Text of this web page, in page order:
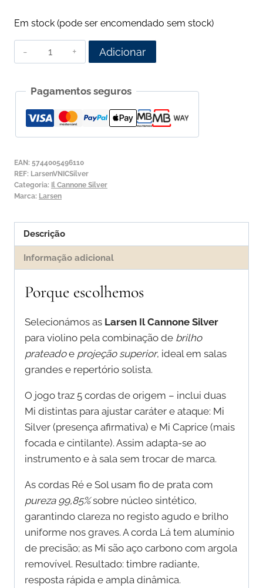
Em stock (pode ser encomendado sem stock)
Quantidade
de
de
Cordas
para
Larsen
Il
Cannone
Adicionar
Pagamentos seguros
EAN: 5744005496110
REF: LarsenVNICSilver
Categoria: Il Cannone Silver
Marca: Larsen
Descrição
Informação adicional
Porque escolhemos
Selecionámos as Larsen Il Cannone Silver
para violino pela combinação de brilho
prateadoe projeção superior, ideal em salas
grandes e repertório solista.
O jogo traz 5 cordas de origem – inclui duas
Mi distintas para ajustar caráter e ataque: Mi
Silver (presença afirmativa) e Mi Caprice (mais
focada e cintilante). Assim adapta-se ao
instrumento e à sala sem trocar de marca.
As cordas Ré e Sol usam fio de prata com
pureza 99,85%sobre núcleo sintético,
garantindo clareza no registo agudo e brilho
uniforme nos graves. A corda Lá tem alumínio
de precisão; as Mi são aço carbono com argola
removível. Resultado: timbre radiante,
resposta rápida e ampla dinâmica.